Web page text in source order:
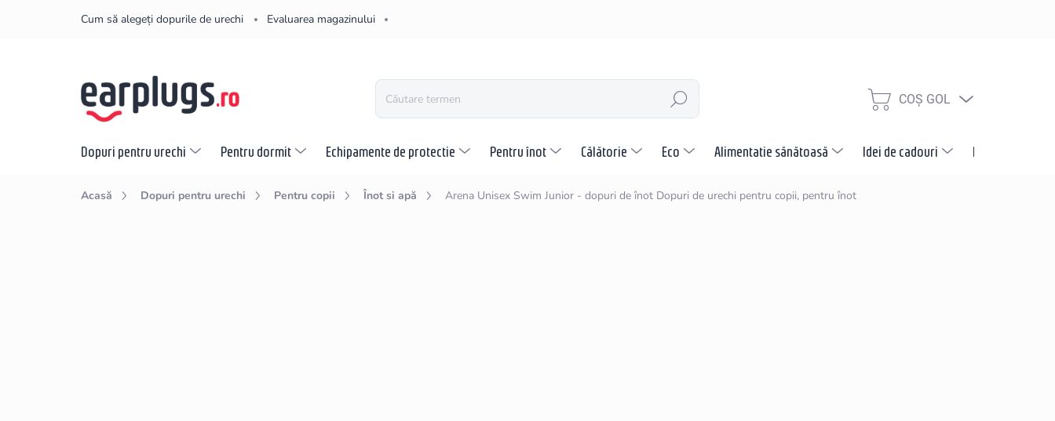
Cum să alegeți dopurile de urechi Evaluarea magazinului
CĂUTARE
COŞ
COŞ GOL
Dopuri pentru urechi Pentru dormit Echipamente de protectie Pentru înot Călătorie Eco Alimentatie sănătoasă Idei de cadouri Promotii
Acasă Dopuri pentru urechi Pentru copii Înot si apă Arena Unisex Swim Junior - dopuri de înot Dopuri de urechi pentru copii, pentru înot